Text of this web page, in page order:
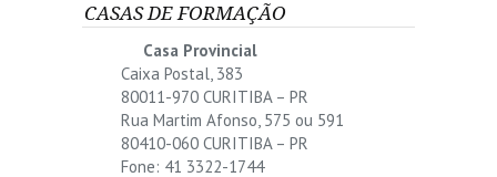
CASAS DE FORMAÇÃO
Casa Provincial
Caixa Postal, 383
80011-970 CURITIBA – PR
Rua Martim Afonso, 575 ou 591
80410-060 CURITIBA – PR
Fone: 41 3322-1744